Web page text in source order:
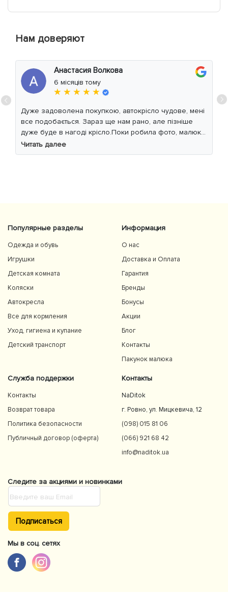
Нам доверяют
Анастасия Волкова
6 місяців тому
★ ★ ★ ★ ★
Дуже задоволена покупкою, автокрісло чудове, мені
все подобається. Зараз ще нам рано, але пізніше
дуже буде в нагоді крісло.Поки робила фото, малюк
уважно читав інструкцію 😁
Читать далее
Популярные разделы
Одежда и обувь
Игрушки
Детская комната
Коляски
Автокресла
Все для кормления
Уход, гигиена и купание
Детский транспорт
Информация
О нас
Доставка и Оплата
Гарантия
Бренды
Бонусы
Акции
Блог
Контакты
Пакунок малюка
Служба поддержки
Контакты
Возврат товара
Политика безопасности
Публичный договор (оферта)
Контакты
NaDitok
г. Ровно, ул. Мицкевича, 12
(098) 015 81 06
(066) 921 68 42
info@naditok.ua
Следите за акциями и новинками
Подписаться
Мы в соц. сетях